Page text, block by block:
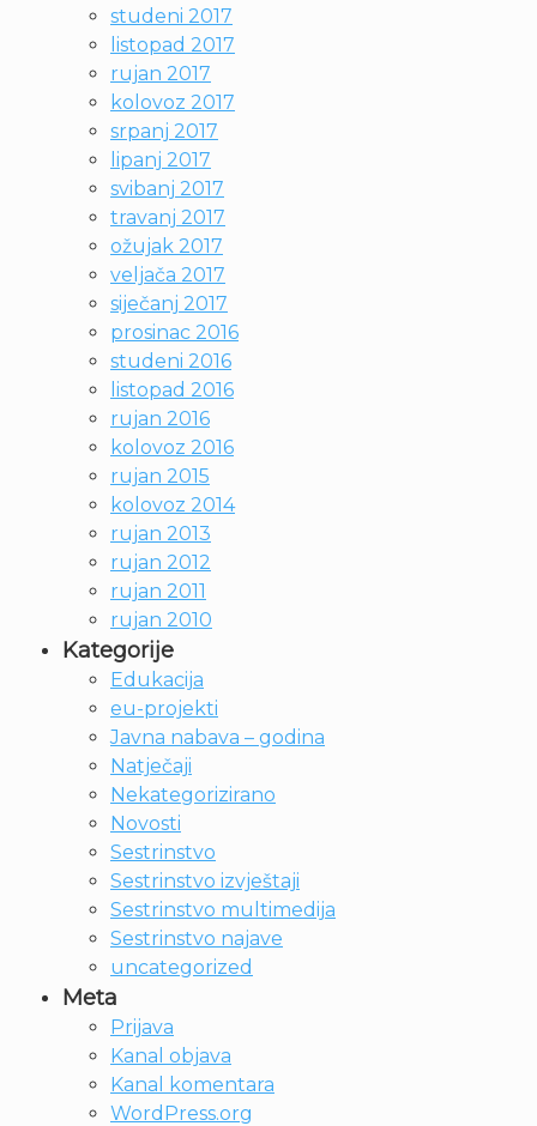
studeni 2017
listopad 2017
rujan 2017
kolovoz 2017
srpanj 2017
lipanj 2017
svibanj 2017
travanj 2017
ožujak 2017
veljača 2017
siječanj 2017
prosinac 2016
studeni 2016
listopad 2016
rujan 2016
kolovoz 2016
rujan 2015
kolovoz 2014
rujan 2013
rujan 2012
rujan 2011
rujan 2010
Kategorije
Edukacija
eu-projekti
Javna nabava – godina
Natječaji
Nekategorizirano
Novosti
Sestrinstvo
Sestrinstvo izvještaji
Sestrinstvo multimedija
Sestrinstvo najave
uncategorized
Meta
Prijava
Kanal objava
Kanal komentara
WordPress.org